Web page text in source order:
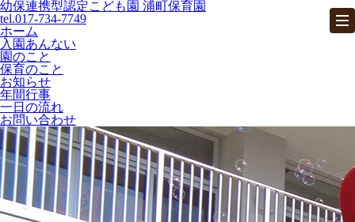
幼保連携型認定こども園 浦町保育園
ホーム
パンフレット
お問い合わせ
入園あんない
園のこと
保育のこと
お知らせ
年間行事
一日の流れ
tel.017-734-7749
ホーム
入園あんない
園のこと
保育のこと
お知らせ
年間行事
一日の流れ
お問い合わせ